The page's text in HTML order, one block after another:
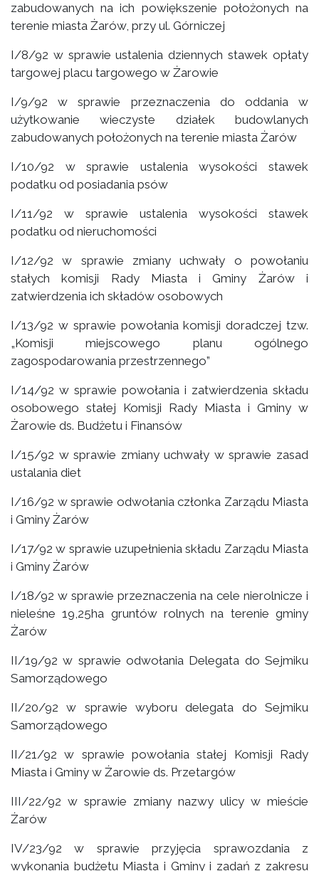
zabudowanych na ich powiększenie położonych na
terenie miasta Żarów, przy ul. Górniczej
I/8/92 w sprawie ustalenia dziennych stawek opłaty
targowej placu targowego w Żarowie
I/9/92 w sprawie przeznaczenia do oddania w
użytkowanie wieczyste działek budowlanych
zabudowanych położonych na terenie miasta Żarów
I/10/92 w sprawie ustalenia wysokości stawek
podatku od posiadania psów
I/11/92 w sprawie ustalenia wysokości stawek
podatku od nieruchomości
I/12/92 w sprawie zmiany uchwały o powołaniu
stałych komisji Rady Miasta i Gminy Żarów i
zatwierdzenia ich składów osobowych
I/13/92 w sprawie powołania komisji doradczej tzw.
„Komisji miejscowego planu ogólnego
zagospodarowania przestrzennego”
I/14/92 w sprawie powołania i zatwierdzenia składu
osobowego stałej Komisji Rady Miasta i Gminy w
Żarowie ds. Budżetu i Finansów
I/15/92 w sprawie zmiany uchwały w sprawie zasad
ustalania diet
I/16/92 w sprawie odwołania członka Zarządu Miasta
i Gminy Żarów
I/17/92 w sprawie uzupełnienia składu Zarządu Miasta
i Gminy Żarów
I/18/92 w sprawie przeznaczenia na cele nierolnicze i
nieleśne 19,25ha gruntów rolnych na terenie gminy
Żarów
II/19/92 w sprawie odwołania Delegata do Sejmiku
Samorządowego
II/20/92 w sprawie wyboru delegata do Sejmiku
Samorządowego
II/21/92 w sprawie powołania stałej Komisji Rady
Miasta i Gminy w Żarowie ds. Przetargów
III/22/92 w sprawie zmiany nazwy ulicy w mieście
Żarów
IV/23/92 w sprawie przyjęcia sprawozdania z
wykonania budżetu Miasta i Gminy i zadań z zakresu